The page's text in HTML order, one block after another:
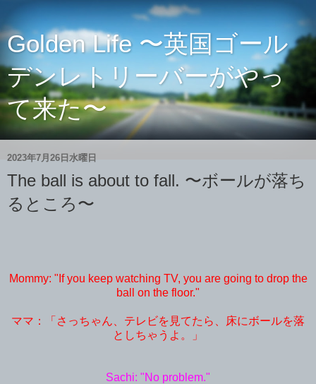
Golden Life 〜英国ゴール
デンレトリーバーがやっ
て来た〜
2023年7月26日水曜日
The ball is about to fall. 〜ボールが落ち
るところ〜
Mommy: "If you keep watching TV, you are going to drop the
ball on the floor."
ママ：「さっちゃん、テレビを見てたら、床にボールを落
としちゃうよ。」
Sachi: "No problem."